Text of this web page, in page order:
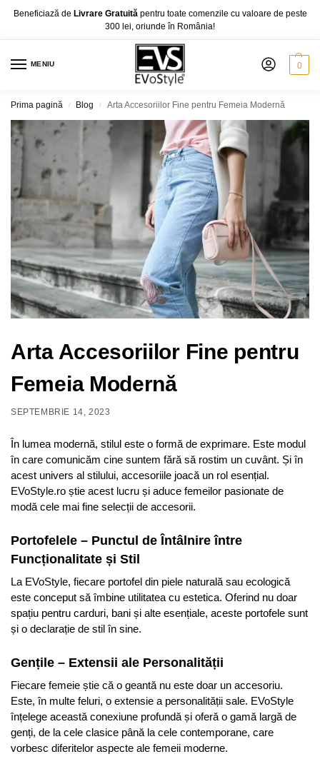
Beneficiază de Livrare Gratuită pentru toate comenzile cu valoare de peste
300 lei, oriunde în România!
MENIU 0
Prima pagină / Blog / Arta Accesoriilor Fine pentru Femeia Modernă
Arta Accesoriilor Fine pentru
Femeia Modernă
SEPTEMBRIE 14, 2023
În lumea modernă, stilul este o formă de exprimare. Este modul
în care comunicăm cine suntem fără să rostim un cuvânt. Și în
acest univers al stilului, accesoriile joacă un rol esențial.
EVoStyle.ro știe acest lucru și aduce femeilor pasionate de
modă cele mai fine selecții de accesorii.
Portofelele – Punctul de Întâlnire între
Funcționalitate și Stil
La EVoStyle, fiecare portofel din piele naturală sau ecologică
este conceput să îmbine utilitatea cu estetica. Oferind nu doar
spațiu pentru carduri, bani și alte esențiale, aceste portofele sunt
și o declarație de stil în sine.
Gențile – Extensii ale Personalității
Fiecare femeie știe că o geantă nu este doar un accesoriu.
Este, în multe feluri, o extensie a personalității sale. EVoStyle
înțelege această conexiune profundă și oferă o gamă largă de
genți, de la cele clasice până la cele contemporane, care
vorbesc diferitelor aspecte ale femeii moderne.